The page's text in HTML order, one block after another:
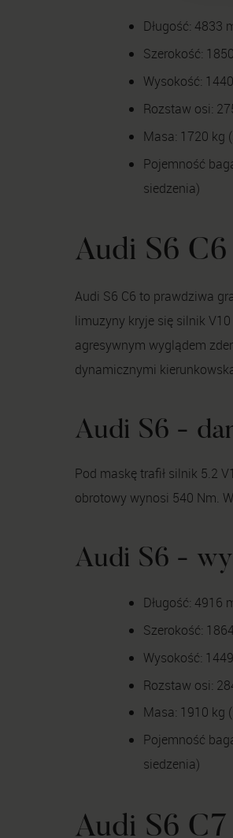
Długość: 4833
Szerokość:
Wysokość:
Rozstaw osi:
Masa: 1720 kg
Pojemność
siedzenia)
Audi S6
Audi S6 C6 to prawdziwa
limuzyny kryje się silnik
agresywnym wyglądem
dynamicznymi
Audi S6 -
Pod maskę trafił silnik 5.2
obrotowy wynosi 540 Nm.
Audi S6 -
Długość: 4916
Szerokość:
Wysokość:
Rozstaw osi:
Masa: 1910 kg
Pojemność
siedzenia)
Audi S6